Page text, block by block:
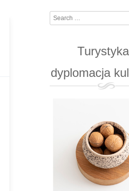
Search
dyplomacja